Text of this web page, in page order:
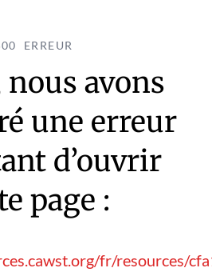
ERREUR
nous avons
une erreur
d’ouvrir
page :
fr/resources/